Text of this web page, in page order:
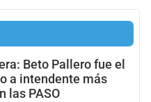
Beto Pallero fue el
a intendente más
las PASO